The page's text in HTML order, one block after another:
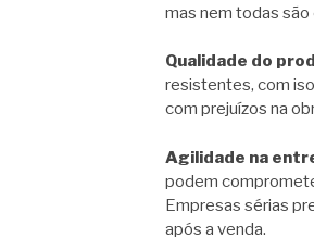
mas nem todas
Qualidade do
resistentes, com
com prejuízos na
Agilidade na
podem
Empresas sérias
após a venda.